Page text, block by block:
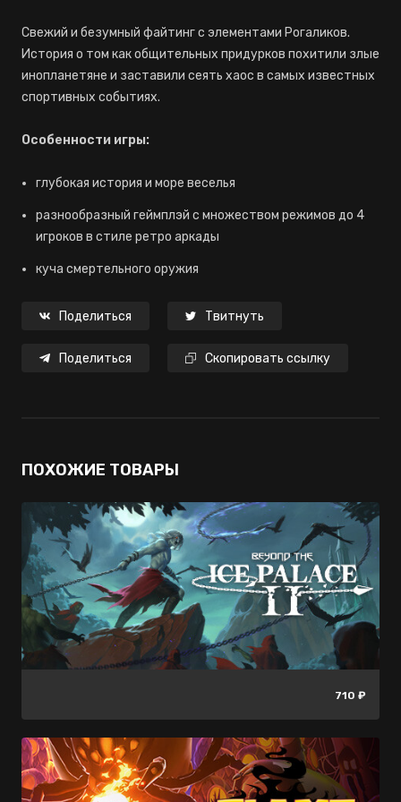
Свежий и безумный файтинг с элементами Рогаликов.
История о том как общительных придурков похитили злые
инопланетяне и заставили сеять хаос в самых известных
спортивных событиях.
Особенности игры:
глубокая история и море веселья
разнообразный геймплэй с множеством режимов до 4
игроков в стиле ретро аркады
куча смертельного оружия
Поделиться Твитнуть
Поделиться Скопировать ссылку
ПОХОЖИЕ ТОВАРЫ
710 ₽
439 ₽
195 ₽